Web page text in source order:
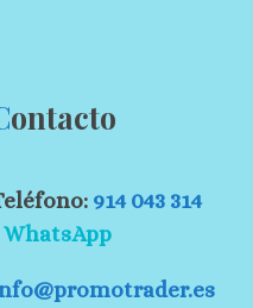
ontacto
914 043 314
WhatsApp